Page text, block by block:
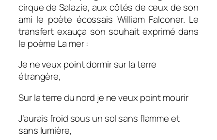
cirque de Salazie, aux côtés de ceux de son
ami le poète écossais William Falconer. Le
transfert exauça son souhait exprimé dans
le poème La mer:
Je ne veux point dormir sur la terre
étrangère,
Sur la terre du nord je ne veux point mourir
J’aurais froid sous un sol sans flamme et
sans lumière,